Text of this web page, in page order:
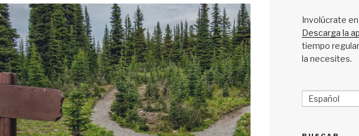
Involúcrate
Descarga la
tiempo
la necesites.
Español